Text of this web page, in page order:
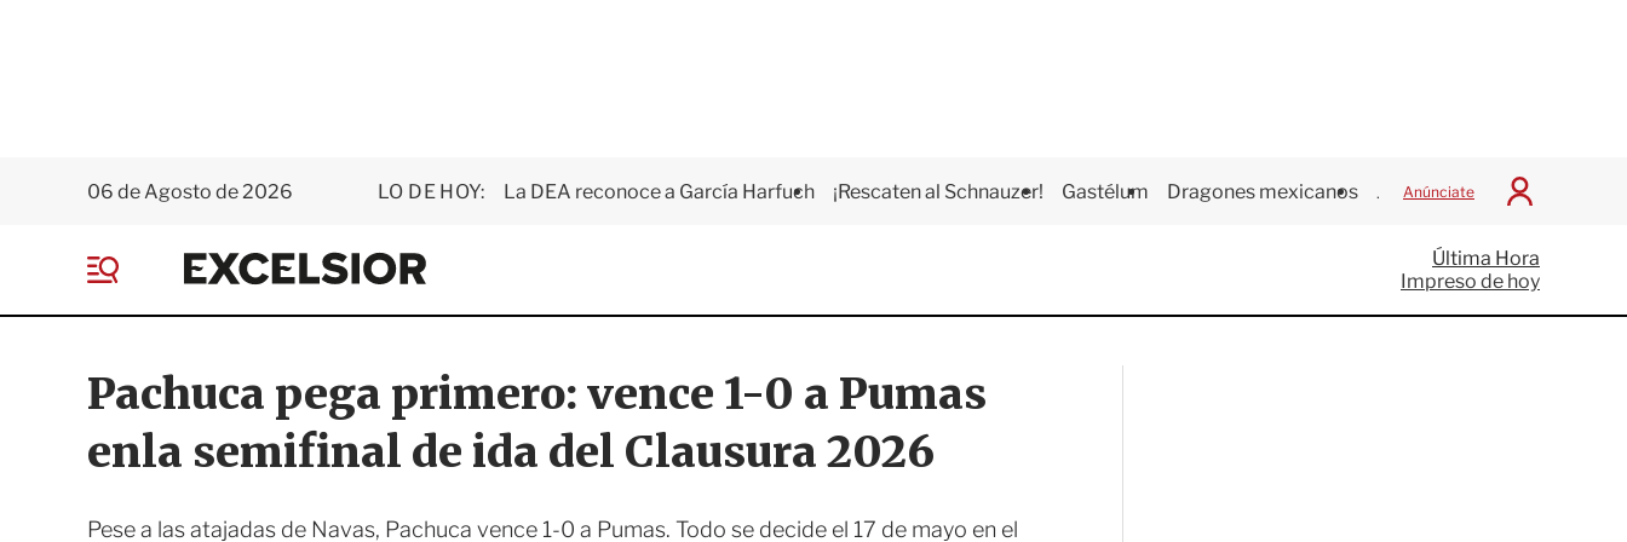
06 de Agosto de 2026 LO DE HOY: La DEA reconoce a García Harfuch ¡Rescaten al Schnauzer! Gastélum Dragones mexicanos Juegos Centroamericanos
Anúnciate
I
c
i
a
E
x
e
i
o
r
e
Última Hora
Impreso de hoy
Pachuca pega primero: vence 1-0 a Pumas
enla semifinal de ida del Clausura 2026
Pese a las atajadas de Navas, Pachuca vence 1-0 a Pumas. Todo se decide el 17 de mayo en el